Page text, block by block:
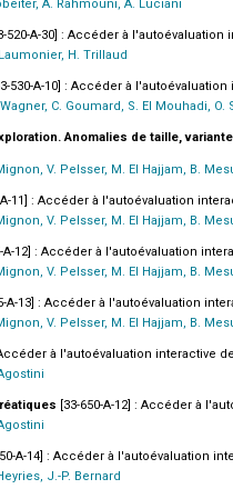
A. Rahmouni, A. Luciani
520-A-30] : Accéder à
H. Trillaud
530-A-10] : Accéder à
C. Goumard, S. El Mouhadi, O.
Anomalies de taille,
V. Pelsser, M. El Hajjam, B.
A-11] : Accéder à l'autoévaluation
V. Pelsser, M. El Hajjam, B.
A-12] : Accéder à l'autoévaluation
V. Pelsser, M. El Hajjam, B.
A-13] : Accéder à l'autoévaluation
V. Pelsser, M. El Hajjam, B.
Accéder à l'autoévaluation interactive
[33-650-A-12] : Accéder à
A-14] : Accéder à l'autoévaluation
J.-P. Bernard